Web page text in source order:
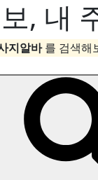
, 내
지알바를 검색해